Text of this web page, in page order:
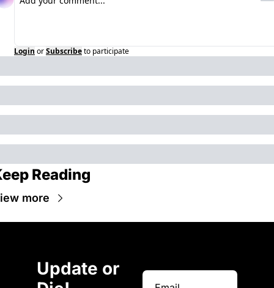
Login orSubscribeto participate
Reading
more
Update or